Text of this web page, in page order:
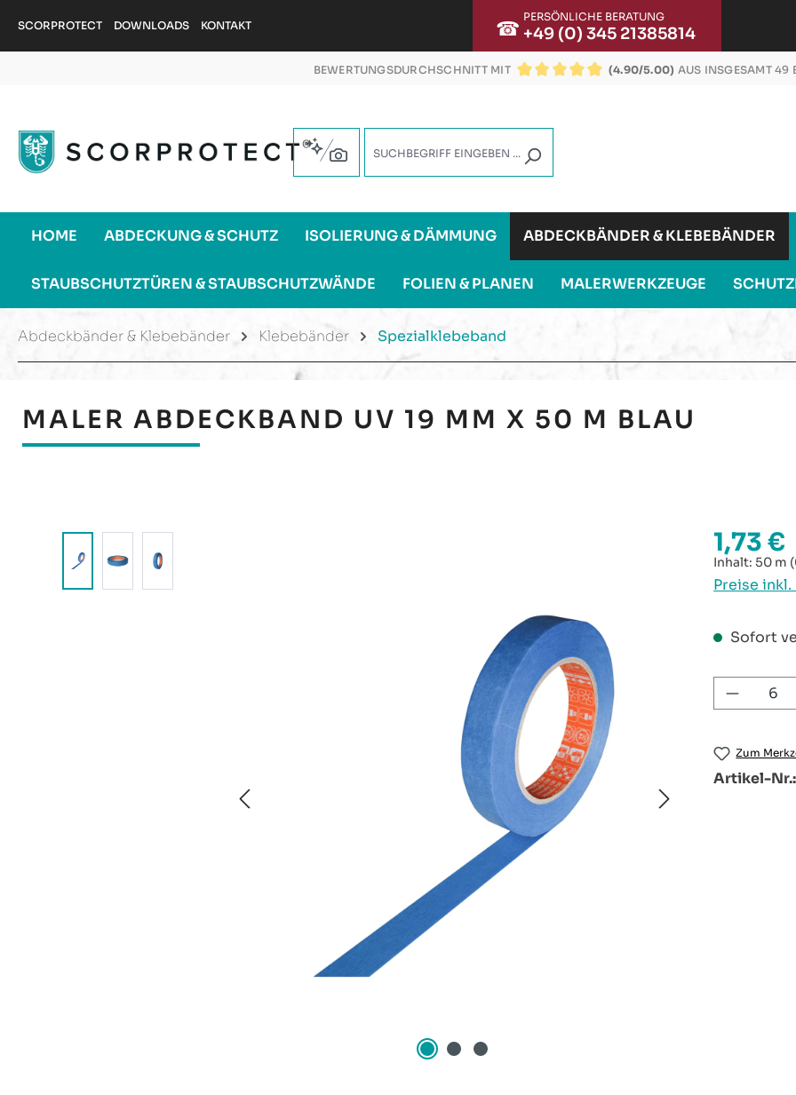
Hauptinhalt springen
Zur Suche springen
Zur Hauptnavigation springen
SCORPROTECT DOWNLOADS KONTAKT ☎ PERSÖNLICHE BERATUNG
+49 (0) 345 21385814
BEWERTUNGSDURCHSCHNITT MIT
(4.90/5.00) AUS INSGESAMT 49
HOME ABDECKUNG & SCHUTZ ISOLIERUNG & DÄMMUNG ABDECKBÄNDER & KLEBEBÄNDER
STAUBSCHUTZTÜREN & STAUBSCHUTZWÄNDE FOLIEN & PLANEN MALERWERKZEUGE
Abdeckbänder & Klebebänder Klebebänder Spezialklebeband
MALER ABDECKBAND UV 19 MM X 50 M BLAU
Regulärer
1,73 €
Inhalt:50 m
Preise
Sofort
Zum
Artikel-Nr.: